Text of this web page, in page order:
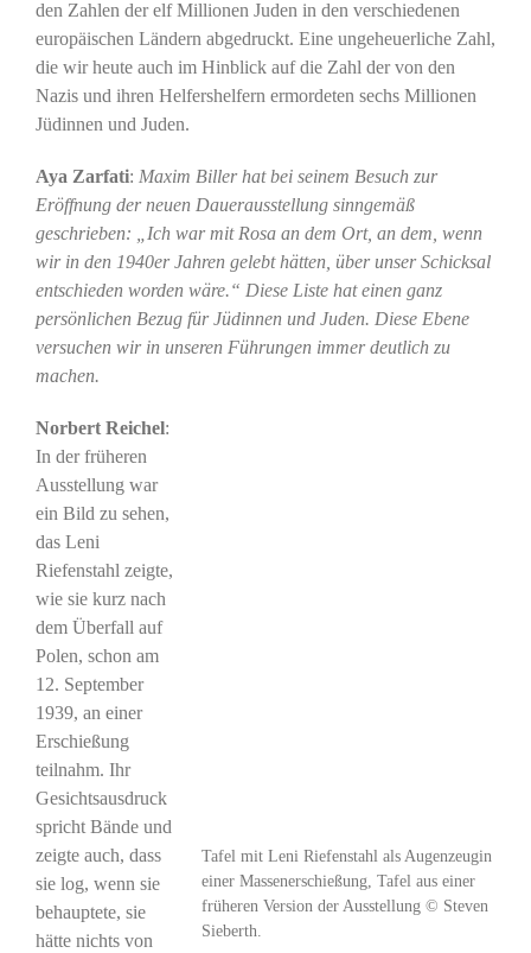
den Zahlen der elf Millionen Juden in den verschiedenen
europäischen Ländern abgedruckt. Eine ungeheuerliche Zahl,
die wir heute auch im Hinblick auf die Zahl der von den
Nazis und ihren Helfershelfern ermordeten sechs Millionen
Jüdinnen und Juden.
Aya Zarfati: Maxim Biller hat bei seinem Besuch zur
Eröffnung der neuen Dauerausstellung sinngemäß
geschrieben: „Ich war mit Rosa an dem Ort, an dem, wenn
wir in den 1940er Jahren gelebt hätten, über unser Schicksal
entschieden worden wäre.“ Diese Liste hat einen ganz
persönlichen Bezug für Jüdinnen und Juden. Diese Ebene
versuchen wir in unseren Führungen immer deutlich zu
machen.
Tafel mit Leni Riefenstahl als Augenzeugin
einer Massenerschießung, Tafel aus einer
früheren Version der Ausstellung © Steven
Sieberth.
Norbert Reichel:
In der früheren
Ausstellung war
ein Bild zu sehen,
das Leni
Riefenstahl zeigte,
wie sie kurz nach
dem Überfall auf
Polen, schon am
12. September
1939, an einer
Erschießung
teilnahm. Ihr
Gesichtsausdruck
spricht Bände und
zeigte auch, dass
sie log, wenn sie
behauptete, sie
hätte nichts von